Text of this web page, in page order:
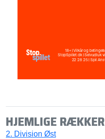
HJEMLIGE RÆKKER
2. Division Øst